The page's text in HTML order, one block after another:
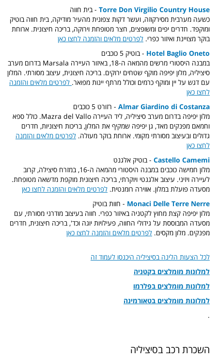
Torre Don Virgilio Country House - בית חווה
כשעה מערבית מסירקוזה, ועשר דקות צפונית מהעיר מודיקה, בית חווה בוטיק
ומוקפד. חדרים יפים ומשופצים, חצר מטופחת וירוקה, בריכה חיצונית. ארוחת
בוקר מצויינת ואיזור כפרי. לפרטים מלאים והזמנה לחצו כאן
Hotel Baglio Oneto - בוטיק 5 כוכבים
במבנה היסטורי מרשים מהמאה ה-18, באיזור העיירה Marsala בדרום מערב
סיציליה, מלון יפיפה מוקף שטחים ירוקים. בריכה חיצונית, עיצוב מסורתי. המלון
עם דגש על יין ומוקף כרמים וכולל מרתף יינות מפואר. לפרטים מלאים והזמנה
לחצו כאן
Almar Giardino di Costanza - רזורט 5 כוכבים
מלון יפיפה בדרום מערב סיציליה, ליד העיירה Mazra del Vallo. כולל ספא
וחמאם מפנקים מאד, גן יפיפה שמקיף את המלון, בריכות חיצוניות, חדרים
גדולים ובעיצוב מסורתי מקומי. ארוחת בוקר מעולה. לפרטים מלאים והזמנה
לחצו כאן
Castello Camemi - בוטיק אלגנט
מלון חמישה כוכבים במבנה היסטורי מהמאה ה-16, במזרח סיצילה, קרוב
לעיירה ויזיני. עיצוב אלגנטי ויוקרתי, בריכה חיצונית מוקפת מדשאה מטופחת.
מסעדה פועלת במלון. אווירה רומנטית. לפרטים מלאים והזמנה לחצו כאן
Monaci Delle Terre Nerre - חוות בוטיק
מלון יפיפה קצת מחוץ לקטניה באיזור כפרי. חווה בעיצוב מודרני מסורתי, עם
מסעדה המבוססת על גידולי החווה, פעילויות יוגה וכד', בריכה חיצונית, חדרים
מפנקים. מלון מקסים. לפרטים מלאים והזמנה לחצו כאן
לכל הצעות הלינה בסיציליה היכנסו לעמוד זה
למלונות מומלצים בקטניה
למלונות מומלצים בפלרמו
למלונות מומלצים בטאורמינה
.
השכרת רכב בסיציליה